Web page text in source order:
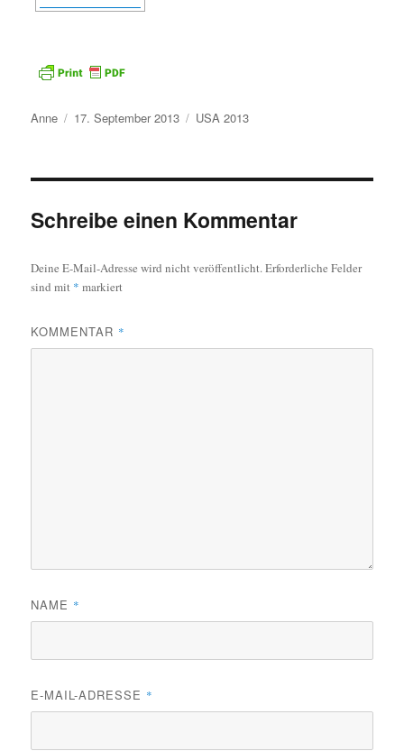
Autor
Anne
Veröffentlicht
17. September 2013 Kategorien
USA 2013
Schreibe einen Kommentar
Deine E-Mail-Adresse wird nicht veröffentlicht.Erforderliche Felder
sind mit * markiert
KOMMENTAR *
NAME *
E-MAIL-ADRESSE *